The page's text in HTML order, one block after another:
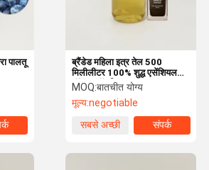
पालतू
ब्रैंडेड महिला इत्र तेल 500
मिलीलीटर 100% शुद्ध एसेंशियल
ऑयल फॉर डिफ्यूज़र
MOQ:बातचीत योग्य
मूल्य:negotiable
सबसे अच्छी
संपर्क